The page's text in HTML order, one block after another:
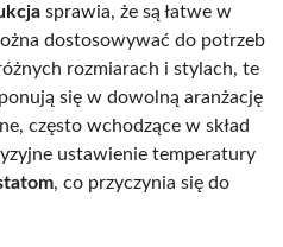
sprawia, że są łatwe w
dostosowywać do potrzeb
rozmiarach i stylach, te
się w dowolną aranżację
często wchodzące w skład
ustawienie temperatury
, co przyczynia się do